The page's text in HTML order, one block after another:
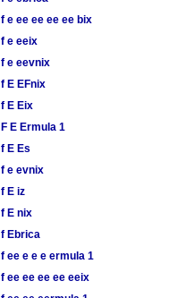
f e ee ee ee ee bix
f e eeix
f e eevnix
f E EFnix
f E Eix
F E Ermula 1
f E Es
f e evnix
f E iz
f E nix
f Ebrica
f ee e e e ermula 1
f ee ee ee ee eeix